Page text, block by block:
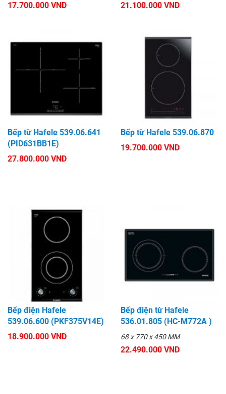
17.700.000 VND 21.100.000 VND
Bếp từ Hafele 539.06.641
(PID631BB1E)
27.800.000 VND
Bếp từ Hafele 539.06.870
19.700.000 VND
Bếp điện Hafele
539.06.600 (PKF375V14E)
18.900.000 VND
Bếp điện từ Hafele
536.01.805 (HC-M772A )
68 x 770 x 450 MM
22.490.000 VND